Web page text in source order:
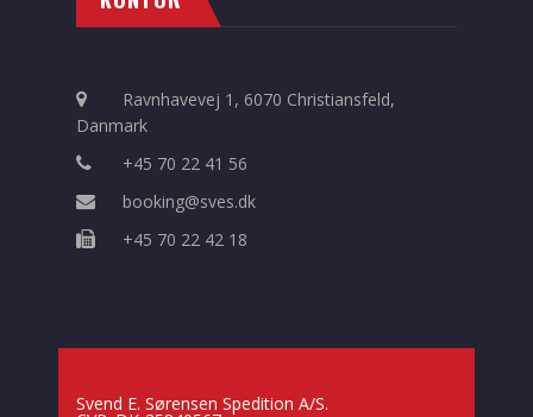
Ravnhavevej 1, 6070 Christiansfeld,
Danmark
+45 70 22 41 56
booking@sves.dk
+45 70 22 42 18
Svend E. Sørensen Spedition A/S.